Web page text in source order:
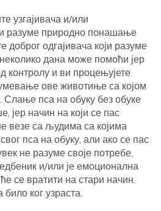
узгајивача и/или
разуме природно понашање
доброг одгајивача који разуме
дана може помоћи јер
контролу и ви процењујете
ове животиње са којом
Слање пса на обуку без обуке
јер начин на који се пас
везе са људима са којима
пса на обуку, али ако се пас
не разуме своје потребе,
и/или је емоционална
се вратити на стари начин.
ког узраста.